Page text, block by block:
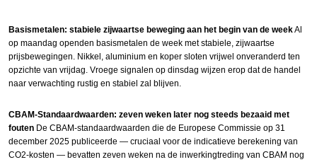
Basismetalen: stabiele zijwaartse beweging aan het begin van de weekAl
op maandag openden basismetalen de week met stabiele, zijwaartse
prijsbewegingen. Nikkel, aluminium en koper sloten vrijwel onveranderd ten
opzichte van vrijdag. Vroege signalen op dinsdag wijzen erop dat de handel
naar verwachting rustig en stabiel zal blijven.
CBAM-Standaardwaarden: zeven weken later nog steeds bezaaid met
fouten De CBAM-standaardwaarden die de Europese Commissie op 31
december 2025 publiceerde — cruciaal voor de indicatieve berekening van
CO2-kosten — bevatten zeven weken na de inwerkingtreding van CBAM nog